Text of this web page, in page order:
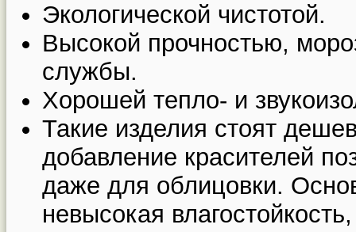
Экологической чистотой.
Высокой прочностью,
службы.
Хорошей тепло- и
Такие изделия стоят
добавление красителей
даже для облицовки.
невысокая